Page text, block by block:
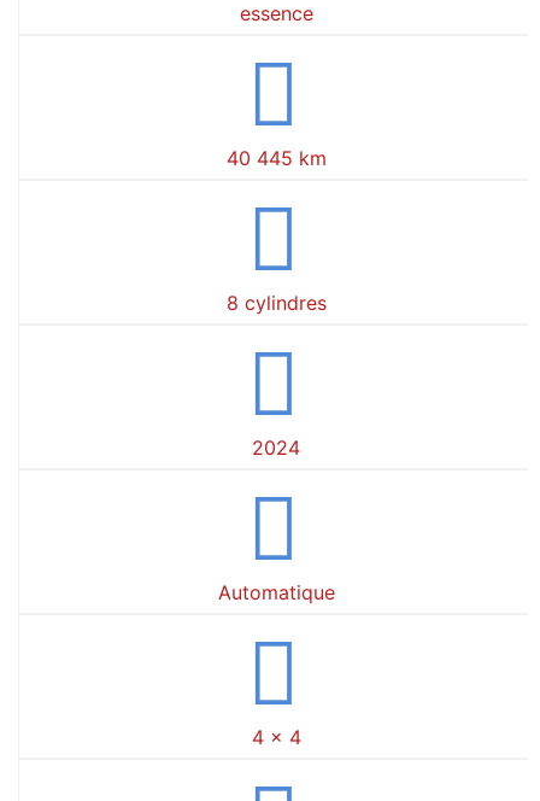
essence
40 445 km
8 cylindres
2024
Automatique
4 x 4